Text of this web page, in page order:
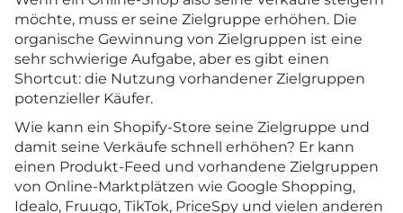
möchte, muss er seine Zielgruppe erhöhen. Die
organische Gewinnung von Zielgruppen ist eine
sehr schwierige Aufgabe, aber es gibt einen
Shortcut: die Nutzung vorhandener Zielgruppen
potenzieller Käufer.
Wie kann ein Shopify-Store seine Zielgruppe und
damit seine Verkäufe schnell erhöhen? Er kann
einen Produkt-Feed und vorhandene Zielgruppen
von Online-Marktplätzen wie Google Shopping,
Idealo, Fruugo, TikTok, PriceSpy und vielen anderen